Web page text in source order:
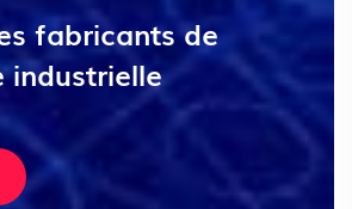
fabricants de
industrielle